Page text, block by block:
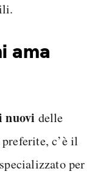
ama
delle
c’è il
per